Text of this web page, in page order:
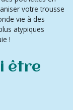
votre trousse
vie à des
atypiques
!
être